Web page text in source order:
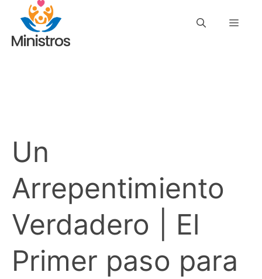
contenido
Un
Arrepentimiento
Verdadero | El
Primer paso para